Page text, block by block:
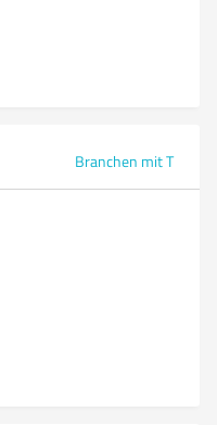
Branchen mit T